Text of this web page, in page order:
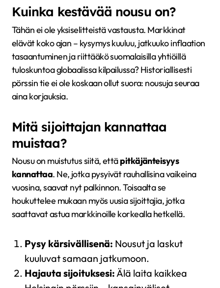
Kuinka kestävää nousu on?
Tähän ei ole yksiselitteistä vastausta. Markkinat
elävät koko ajan – kysymys kuuluu, jatkuuko inflaation
tasaantuminen ja riittääkö suomalaisilla yhtiöillä
tuloskuntoa globaalissa kilpailussa? Historiallisesti
pörssin tie ei ole koskaan ollut suora: nousuja seuraa
aina korjauksia.
Mitä sijoittajan kannattaa
muistaa?
Nousu on muistutus siitä, ettäpitkäjänteisyys
kannattaa. Ne, jotka pysyivät rauhallisina vaikeina
vuosina, saavat nyt palkinnon. Toisaalta se
houkuttelee mukaan myös uusia sijoittajia, jotka
saattavat astua markkinoille korkealla hetkellä.
Pysy kärsivällisenä: Nousut ja laskut
kuuluvat samaan jatkumoon.
Hajauta sijoituksesi:Älä laita kaikkea